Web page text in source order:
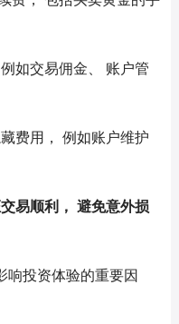
如交易佣金、 账户管
费用， 例如账户维护
易顺利， 避免意外损
响投资体验的重要因